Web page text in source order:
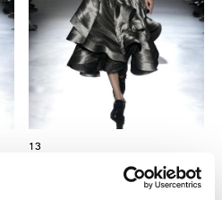
13